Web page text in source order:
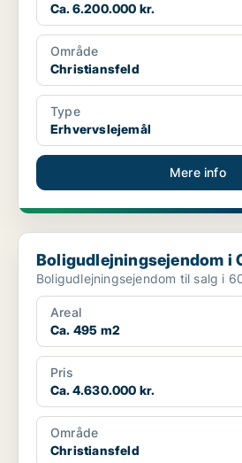
Ca. 6.200.000 kr.
Område
Christiansfeld
Type
Erhvervslejemål
Mere info
Boligudlejningsejendom i Christiansfeld
Boligudlejningsejendom i
Boligudlejningsejendom til salg i
Areal
Ca. 495 m2
Pris
Ca. 4.630.000 kr.
Område
Christiansfeld